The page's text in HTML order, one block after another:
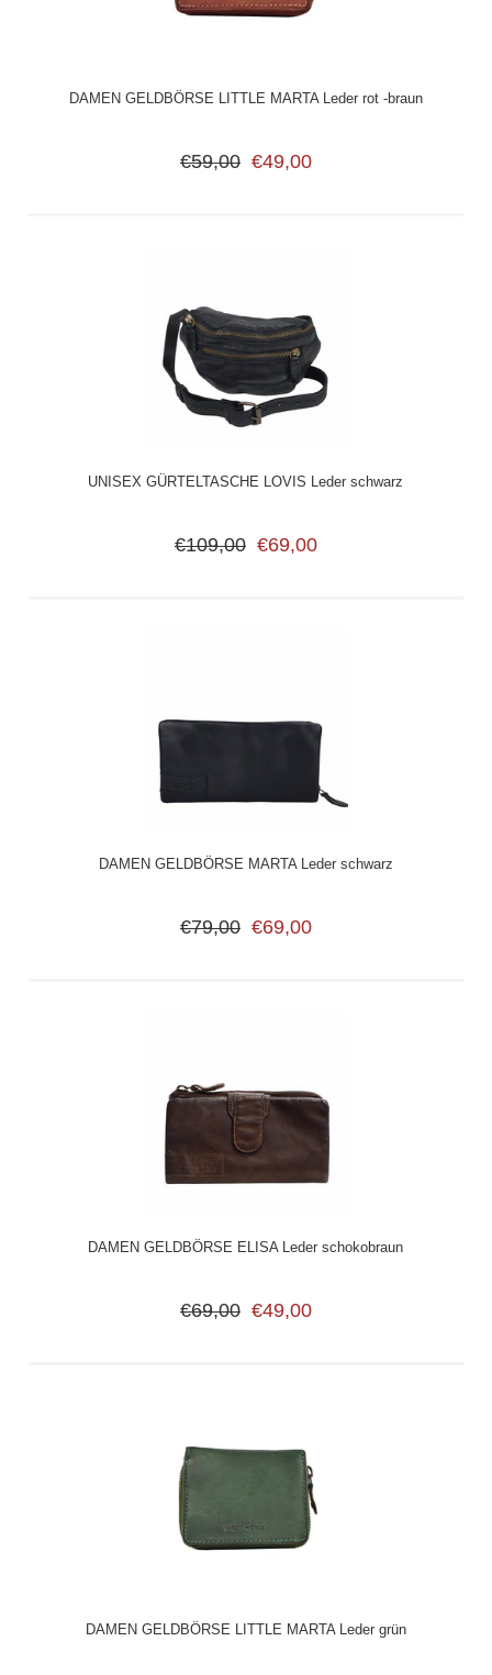
DAMEN GELDBÖRSE LITTLE MARTA Leder rot -braun
€59,00 €49,00
UNISEX GÜRTELTASCHE LOVIS Leder schwarz
€109,00 €69,00
DAMEN GELDBÖRSE MARTA Leder schwarz
€79,00 €69,00
DAMEN GELDBÖRSE ELISA Leder schokobraun
€69,00 €49,00
DAMEN GELDBÖRSE LITTLE MARTA Leder grün